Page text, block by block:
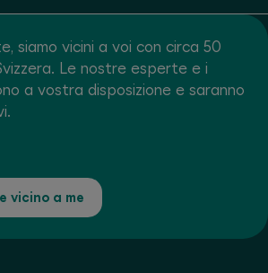
siamo vicini a voi con circa 50
Le nostre esperte e i
a vostra disposizione e saranno
vicino a me